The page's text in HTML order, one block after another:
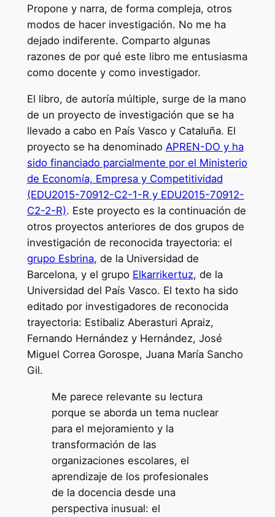
Propone y narra, de forma compleja, otros
modos de hacer investigación. No me ha
dejado indiferente. Comparto algunas
razones de por qué este libro me entusiasma
como docente y como investigador.
El libro, de autoría múltiple, surge de la mano
de un proyecto de investigación que se ha
llevado a cabo en País Vasco y Cataluña. El
proyecto se ha denominado APREN-DO y ha
sido financiado parcialmente por el Ministerio
de Economía, Empresa y Competitividad
(EDU2015-70912-C2-1-R y EDU2015-70912-
C2-2-R). Este proyecto es la continuación de
otros proyectos anteriores de dos grupos de
investigación de reconocida trayectoria: el
grupo Esbrina, de la Universidad de
Barcelona, y el grupo Elkarrikertuz, de la
Universidad del País Vasco. El texto ha sido
editado por investigadores de reconocida
trayectoria: Estibaliz Aberasturi Apraiz,
Fernando Hernández y Hernández, José
Miguel Correa Gorospe, Juana María Sancho
Gil.
Me parece relevante su lectura
porque se aborda un tema nuclear
para el mejoramiento y la
transformación de las
organizaciones escolares, el
aprendizaje de los profesionales
de la docencia desde una
perspectiva inusual: el